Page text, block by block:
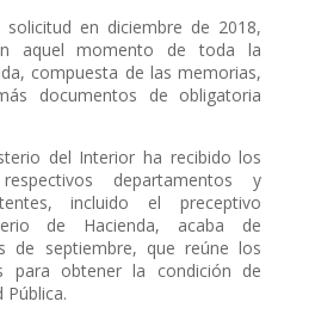
en diciembre de 2018,
aquel momento de toda la
compuesta de las memorias,
documentos de obligatoria
del Interior ha recibido los
departamentos y
incluido el preceptivo
de Hacienda, acaba de
de septiembre, que reúne los
para obtener la condición de
Pública.